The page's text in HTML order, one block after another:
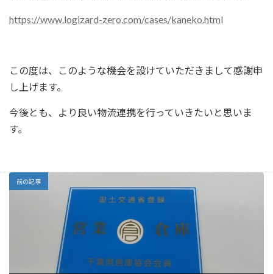
https://www.logizard-zero.com/cases/kaneko.html
この度は、このような機会を設けていただきまして感謝申
し上げます。
今後とも、より良い物流連携を行っていきたいと思いま
す。
前の記事